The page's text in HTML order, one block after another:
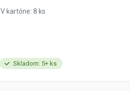
Skladom: 5+ ks
V kartóne: 8 ks